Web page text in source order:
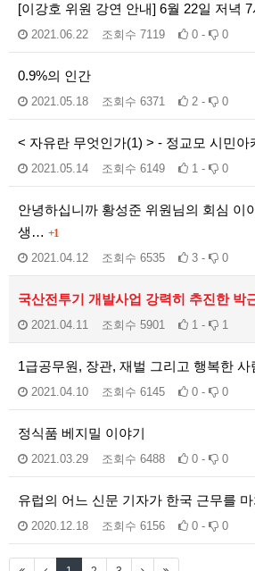
[이강호 위원 강연 안내] 6월 22일 저녁
2021.06.22 조회수 7119 0 - 0
0.9%의 인간
2021.05.18 조회수 6371 2 - 0
< 자유란 무엇인가(1) > - 정교모 시민
2021.05.14 조회수 6149 1 - 0
안녕하십니까 황성준 위원님의 회심 이
생… +1
2021.04.12 조회수 6535 3 - 0
국산전투기 개발사업 강력히 추진한 박
2021.04.11 조회수 5901 1 - 1
1급공무원, 장관, 재벌 그리고 행복한 사
2021.04.10 조회수 6145 0 - 0
정식품 베지밀 이야기
2021.03.29 조회수 6488 0 - 0
유럽의 어느 신문 기자가 한국 근무를
2020.12.18 조회수 6156 0 - 0